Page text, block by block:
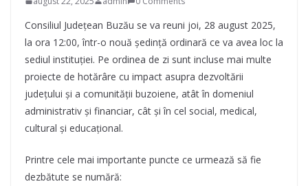
Consiliul Județean Buzău se va reuni joi, 28 august 2025,
la ora 12:00, într-o nouă ședință ordinară ce va avea loc la
sediul instituției. Pe ordinea de zi sunt incluse mai multe
proiecte de hotărâre cu impact asupra dezvoltării
județului și a comunității buzoiene, atât în domeniul
administrativ și financiar, cât și în cel social, medical,
cultural și educațional.
Printre cele mai importante puncte ce urmează să fie
dezbătute se numără: